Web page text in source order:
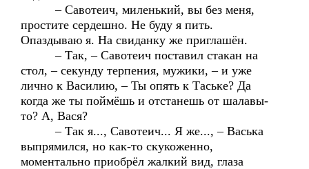
– Савотеич, миленький, вы без меня,
простите сердешно. Не буду я пить.
Опаздываю я. На свиданку же приглашён.
– Так, – Савотеич поставил стакан на
стол, – секунду терпения, мужики, – и уже
лично к Василию, – Ты опять к Таське? Да
когда же ты поймёшь и отстанешь от шалавы-
то? А, Вася?
– Так я..., Савотеич... Я же..., – Васька
выпрямился, но как-то скукоженно,
моментально приобрёл жалкий вид, глаза